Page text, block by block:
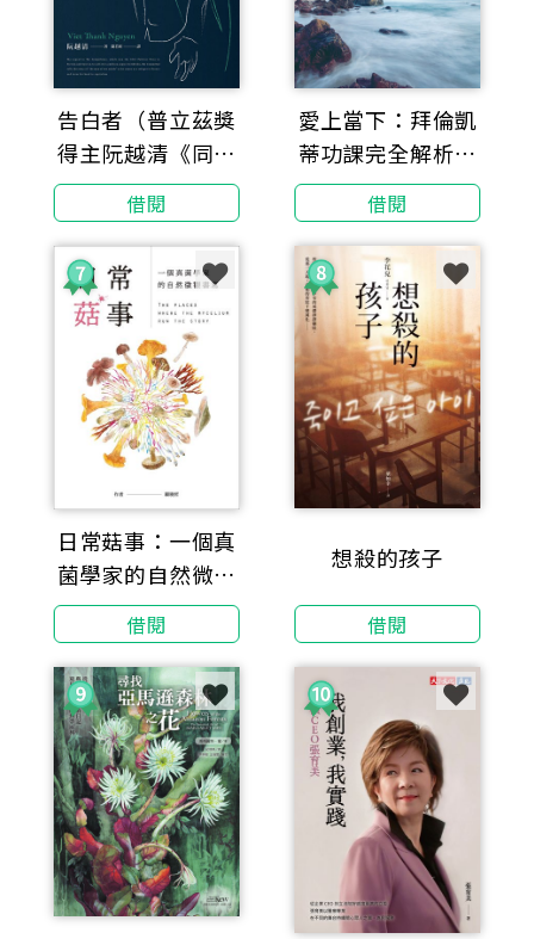
告白者（普立茲獎
得主阮越清《同情
者》全新續作）
借閱
愛上當下：拜倫凱
蒂功課完全解析與
操作方法
借閱
日常菇事：一個真
菌學家的自然微觀
書寫
借閱
想殺的孩子
借閱